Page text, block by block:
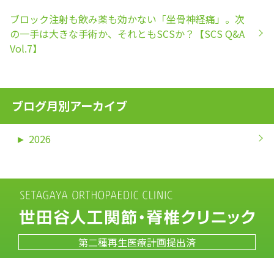
ブロック注射も飲み薬も効かない「坐骨神経痛」。次
の一手は大きな手術か、それともSCSか？【SCS Q&A
Vol.7】
ブログ月別アーカイブ
► 2026
第二種再生医療計画提出済